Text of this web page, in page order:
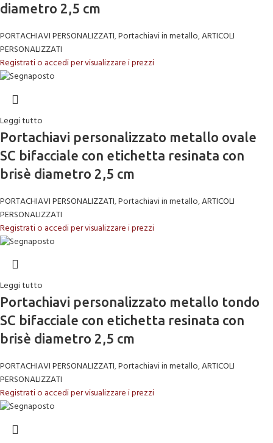
diametro 2,5 cm
PORTACHIAVI PERSONALIZZATI,Portachiavi in metallo,ARTICOLI
PERSONALIZZATI
Registrati o accedi per visualizzare i prezzi
Leggi tutto
Portachiavi personalizzato metallo ovale
SC bifacciale con etichetta resinata con
brisè diametro 2,5 cm
PORTACHIAVI PERSONALIZZATI,Portachiavi in metallo,ARTICOLI
PERSONALIZZATI
Registrati o accedi per visualizzare i prezzi
Leggi tutto
Portachiavi personalizzato metallo tondo
SC bifacciale con etichetta resinata con
brisè diametro 2,5 cm
PORTACHIAVI PERSONALIZZATI,Portachiavi in metallo,ARTICOLI
PERSONALIZZATI
Registrati o accedi per visualizzare i prezzi